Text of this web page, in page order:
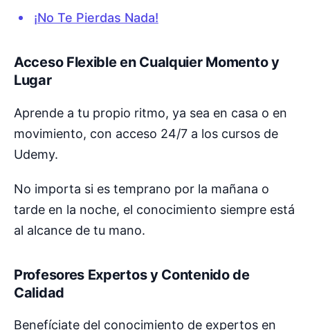
¡No Te Pierdas Nada!
Acceso Flexible en Cualquier Momento y
Lugar
Aprende a tu propio ritmo, ya sea en casa o en
movimiento, con acceso 24/7 a los cursos de
Udemy.
No importa si es temprano por la mañana o
tarde en la noche, el conocimiento siempre está
al alcance de tu mano.
Profesores Expertos y Contenido de
Calidad
Benefíciate del conocimiento de expertos en